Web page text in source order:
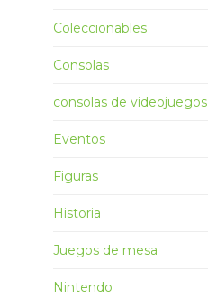
Coleccionables
Consolas
consolas de videojuegos
Eventos
Figuras
Historia
Juegos de mesa
Nintendo